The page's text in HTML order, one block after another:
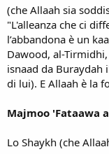
(che Allaah sia
"L'alleanza che ci
l’abbandona è un
Dawood, al-
isnaad da Buraydah
di lui). E Allaah è la
Majmoo 'Fataawa
Lo Shaykh (che